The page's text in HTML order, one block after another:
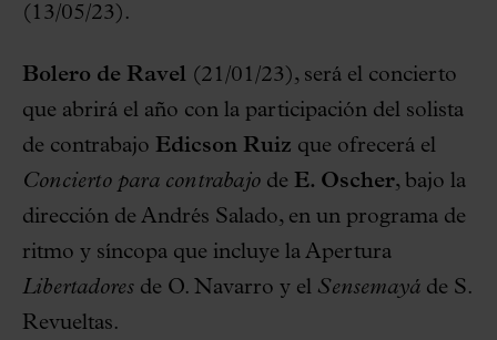
(13/05/23).
Bolero de Ravel (21/01/23), será el concierto
que abrirá el año con la participación del solista
de contrabajo Edicson Ruiz que ofrecerá el
Concierto para contrabajo de E. Oscher, bajo la
dirección de Andrés Salado, en un programa de
ritmo y síncopa que incluye la Apertura
Libertadores de O. Navarro y el Sensemayá de S.
Revueltas.